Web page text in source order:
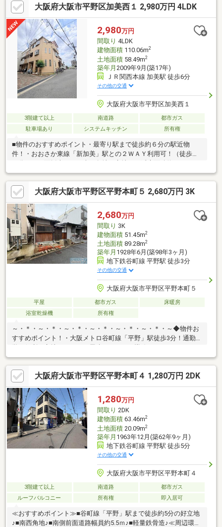
大阪府大阪市平野区加美西１ 2,980万円 4LDK
2,980万円
間取り 4LDK
建物面積110.06m2
土地面積58.49m2
築年月 2009年9月(築17年)
ＪＲ関西本線 加美駅 徒歩6分
その他の交通
大阪府大阪市平野区加美西１
3階建て以上 南道路
都市ガス
駐車場あり
システムキッチン 所有権
■物件のおすすめポイント・最寄り駅まで徒歩約６分の駅近物
件！・おおさか東線「新加美」駅との２ＷＡＹ利用可！（徒歩約
米のゆとりある住空間・直射日光や雨風から車を守るビルトイン
ガレージ（ワンボックス駐車可能！）・工業地帯ですが過ごしや
すい閑静な住宅地の環境です・お子様のいるご家庭も安心の小・
中学校が徒歩１０分圏内！■周辺施設案内・サンエー平野店：約
550ｍ（徒歩8分）・ファミリーマート加美東四丁目店：約400ｍ
（徒歩6分）・スギ薬局加美中店：約210ｍ（徒歩3分）・平野加
美西郵便局：約160ｍ（徒歩2分） 等
大阪府大阪市平野区平野本町５ 2,680万円 3K
2,680万円
間取り 3K
建物面積51.45m2
土地面積89.28m2
築年月 1928年6月(築98年3ヶ月)
地下鉄谷町線 平野駅 徒歩3分
その他の交通
大阪府大阪市平野区平野本町５
平屋 都市ガス
床暖房
浴室乾燥機
所有権
～・＊・～・＊・～・＊・～・＊・～・＊・～・＊・～◆物件お
すすめポイント！・大阪メトロ谷町線「平野」駅徒歩3分！通勤通
で家事もしやすく、スムーズに動けます！・大阪市立平野南小学
校まで徒歩12分、大阪市立摂陽中学校まで徒歩9分！お子さまの
登下校も安心♪・IHコンロなのでお掃除もラクラク行えます♪火が
出ないので、小さなお子様も安心できますね♪ハウスフリーダムは
【東証スタンダード上場企業】です。不動産購入や住宅ローンに
ついては、ハウスフリーダムにお任せ下さい。（ご来店の際は、
店舗前に大型駐車場を完備しております！）
大阪府大阪市平野区平野本町４ 1,280万円 2DK
1,280万円
間取り 2DK
建物面積63.46m2
土地面積20.09m2
築年月 1963年12月(築62年9ヶ月)
地下鉄谷町線 平野駅 徒歩5分
その他の交通
大阪府大阪市平野区平野本町４
3階建て以上 南道路
都市ガス
ルーフバルコニー
所有権 即入居可
≪おすすめポイント≫■谷町線「平野」駅まで徒歩約5分の好立地
♪■南西角地♪■南側前面道路幅員約5.5ｍ♪■軽量鉄骨造♪≪周辺環境